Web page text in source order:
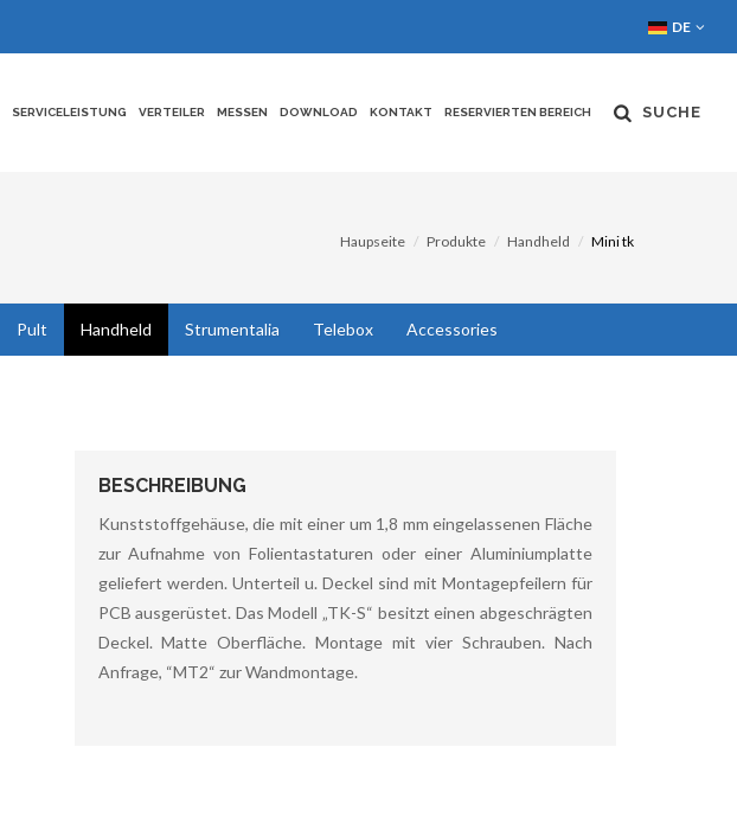
DE
SERVICELEISTUNG VERTEILER MESSEN DOWNLOAD KONTAKT RESERVIERTEN BEREICH SUCHE
Haupseite Produkte Handheld Mini tk
Pult Handheld Strumentalia Telebox Accessories
BESCHREIBUNG
Kunststoffgehäuse, die mit einer um 1,8 mm eingelassenen Fläche
zur Aufnahme von Folientastaturen oder einer Aluminiumplatte
geliefert werden. Unterteil u. Deckel sind mit Montagepfeilern für
PCB ausgerüstet. Das Modell „TK-S“ besitzt einen abgeschrägten
Deckel. Matte Oberfläche. Montage mit vier Schrauben. Nach
Anfrage, “MT2“ zur Wandmontage.